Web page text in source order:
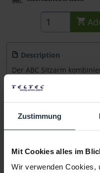
Zustimmung
Mit Cookies alles im
Wir verwenden Cookies,
Description
Der ABC Sitzarm
Manufacturer & Product